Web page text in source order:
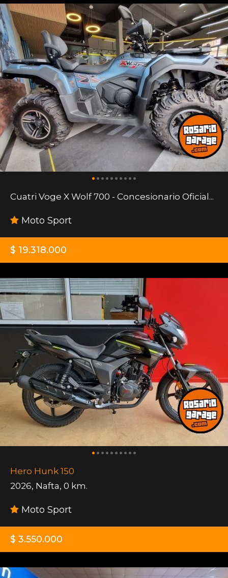
Cuatri Voge X Wolf 700 - Concesionario Oficial...
Moto Sport
$ 19.318.000
Hero Hunk 150
2026, Nafta, 0 km.
Moto Sport
$ 3.550.000